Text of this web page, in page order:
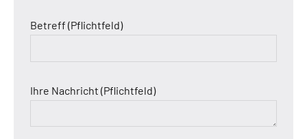
Betreff (Pflichtfeld)
Ihre Nachricht (Pflichtfeld)